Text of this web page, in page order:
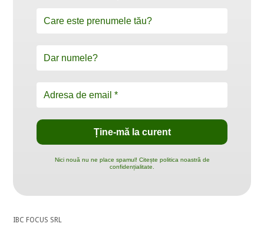
Nici nouă nu ne place spamul! Citește politica noastră de
confidențialitate.
IBC FOCUS SRL